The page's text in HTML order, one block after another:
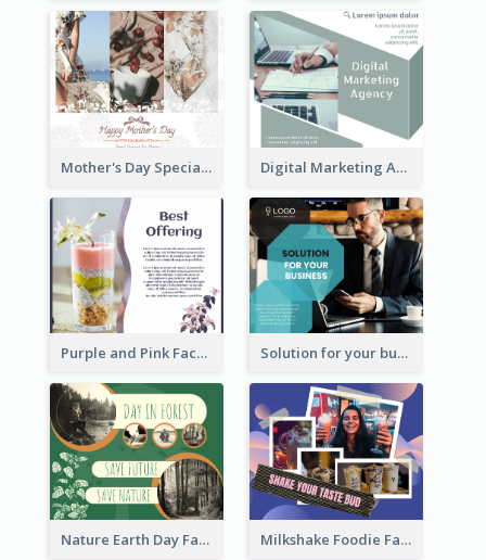
Mother's Day Special Sale Orange Facebook Post Digital Marketing Agency Green Facebook Post
Purple and Pink Facebook Post Solution for your business Facebook Post
Nature Earth Day Facebook Post Milkshake Foodie Facebook Post